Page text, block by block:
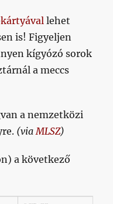
lehet
is! Figyeljen
kígyózó sorok
a meccs
a nemzetközi
(viaMLSZ)
a következő